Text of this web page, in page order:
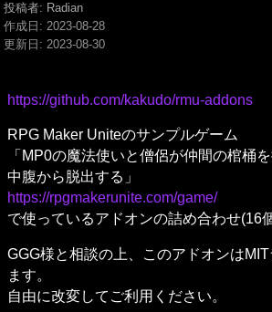
投稿者: Radian
作成日: 2023-08-28
更新日: 2023-08-30
https://github.com/kakudo/rmu-addons
RPG Maker Uniteのサンプルゲーム
「MP0の魔法使いと僧侶が仲間の棺桶
https://rpgmakerunite.com/game/
で使っているアドオンの詰め合わせ(16
GGG様と相談の上、このアドオンは
ます。
自由に改変してご利用ください。